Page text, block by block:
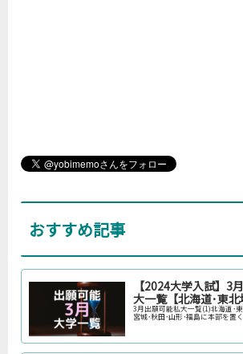
おすすめ記事
【2024大学入試】3
大一覧【北海道･東北
3月出願可能私大一覧(1)北海道･
宮城･秋田･山形･福島に本部を置